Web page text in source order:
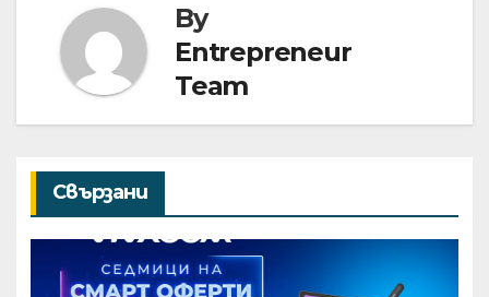
By
Entrepreneur
Team
Свързани